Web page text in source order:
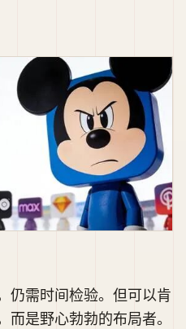
仍需时间检验。但可以肯
而是野心勃勃的布局者。